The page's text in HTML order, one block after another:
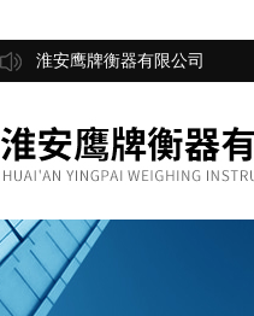
淮安鹰牌衡器有限公司